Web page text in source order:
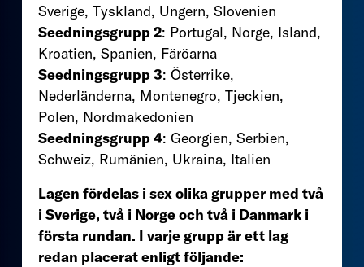
Sverige, Tyskland, Ungern, Slovenien
Seedningsgrupp 2: Portugal, Norge, Island,
Kroatien, Spanien, Färöarna
Seedningsgrupp 3: Österrike,
Nederländerna, Montenegro, Tjeckien,
Polen, Nordmakedonien
Seedningsgrupp 4: Georgien, Serbien,
Schweiz, Rumänien, Ukraina, Italien
Lagen fördelas i sex olika grupper med två
i Sverige, två i Norge och två i Danmark i
första rundan. I varje grupp är ett lag
redan placerat enligt följande: